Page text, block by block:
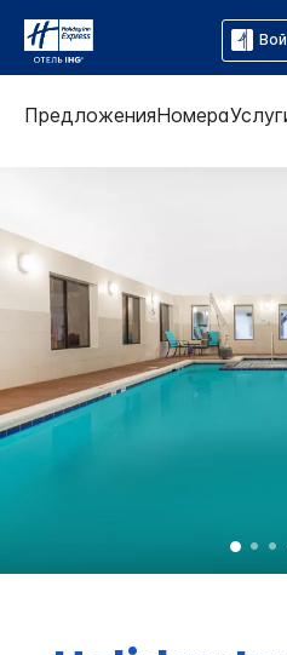
ПредложенияНомера